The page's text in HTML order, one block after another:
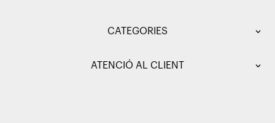
CATEGORIES
ATENCIÓ AL CLIENT